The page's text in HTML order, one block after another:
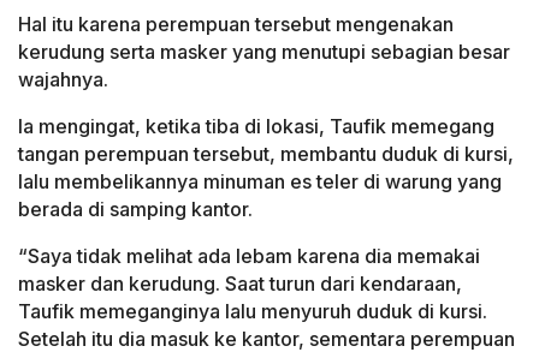
Hal itu karena perempuan tersebut mengenakan
kerudung serta masker yang menutupi sebagian besar
wajahnya.
Ia mengingat, ketika tiba di lokasi, Taufik memegang
tangan perempuan tersebut, membantu duduk di kursi,
lalu membelikannya minuman es teler di warung yang
berada di samping kantor.
“Saya tidak melihat ada lebam karena dia memakai
masker dan kerudung. Saat turun dari kendaraan,
Taufik memeganginya lalu menyuruh duduk di kursi.
Setelah itu dia masuk ke kantor, sementara perempuan